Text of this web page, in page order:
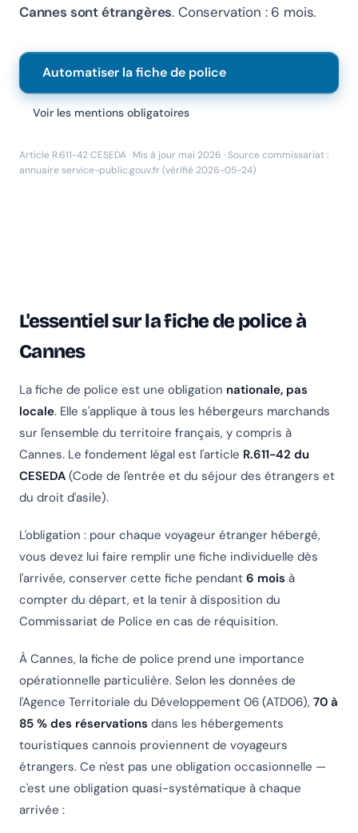
Cannes sont étrangères. Conservation : 6 mois.
Automatiser la fiche de police
Voir les mentions obligatoires
Article R.611-42 CESEDA · Mis à jour mai 2026 · Source commissariat :
annuaire service-public.gouv.fr (vérifié 2026-05-24)
L'essentiel sur la fiche de police à
Cannes
La fiche de police est une obligation nationale, pas
locale. Elle s'applique à tous les hébergeurs marchands
sur l'ensemble du territoire français, y compris à
Cannes. Le fondement légal est l'article R.611-42 du
CESEDA (Code de l'entrée et du séjour des étrangers et
du droit d'asile).
L'obligation : pour chaque voyageur étranger hébergé,
vous devez lui faire remplir une fiche individuelle dès
l'arrivée, conserver cette fiche pendant 6 mois à
compter du départ, et la tenir à disposition du
Commissariat de Police en cas de réquisition.
À Cannes, la fiche de police prend une importance
opérationnelle particulière. Selon les données de
l'Agence Territoriale du Développement 06 (ATD06), 70 à
85 % des réservations dans les hébergements
touristiques cannois proviennent de voyageurs
étrangers. Ce n'est pas une obligation occasionnelle —
c'est une obligation quasi-systématique à chaque
arrivée :
Bonjour 👋 Je suis l'assistant Chanlify. Comment puis-